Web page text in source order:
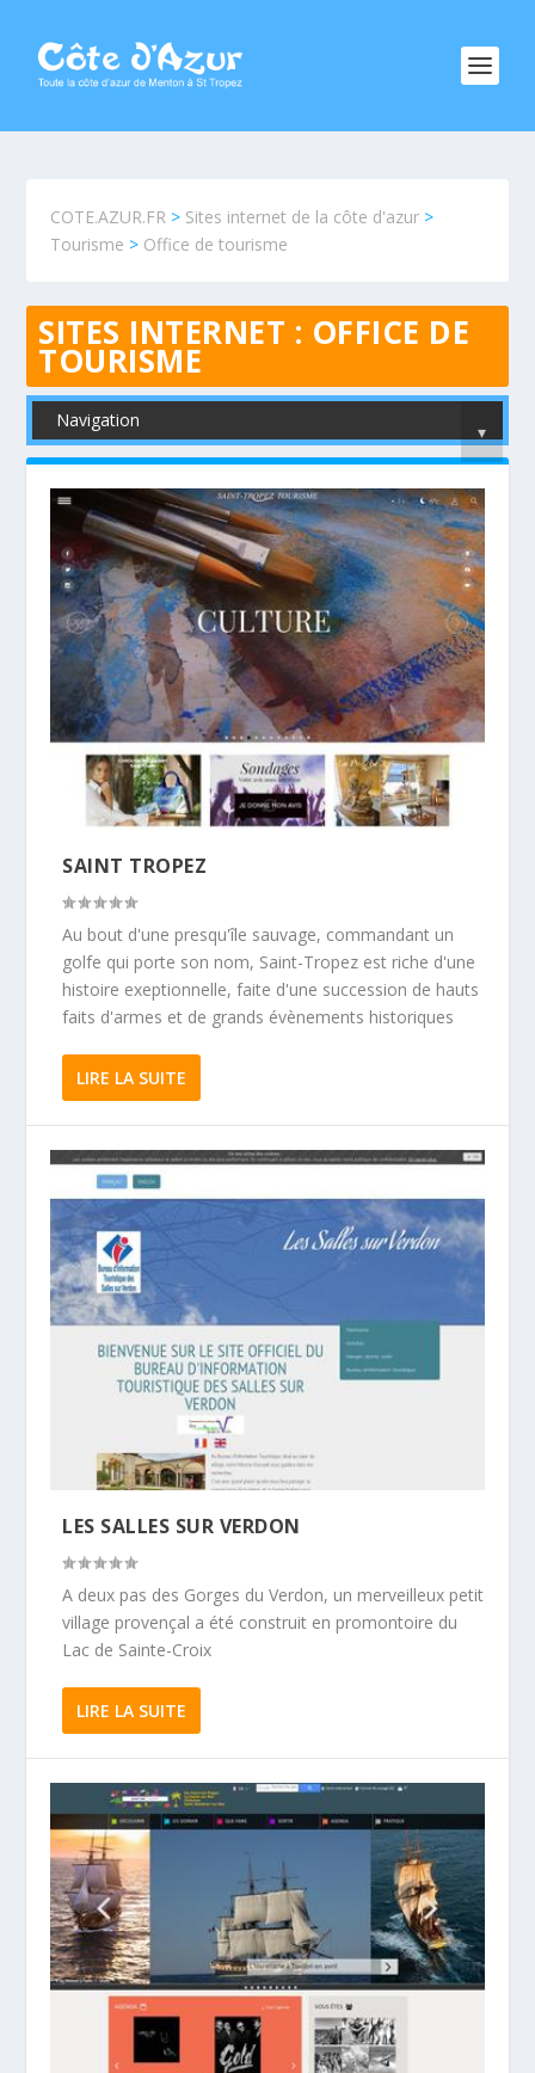
COTE.AZUR.FR > Sites internet de la côte d'azur >
Tourisme > Office de tourisme
SITES INTERNET : OFFICE DE
TOURISME
Navigation
▾
SAINT TROPEZ
Au bout d'une presqu'île sauvage, commandant un
golfe qui porte son nom, Saint-Tropez est riche d'une
histoire exeptionnelle, faite d'une succession de hauts
faits d'armes et de grands évènements historiques
LIRE LA SUITE
LES SALLES SUR VERDON
A deux pas des Gorges du Verdon, un merveilleux petit
village provençal a été construit en promontoire du
Lac de Sainte-Croix
LIRE LA SUITE